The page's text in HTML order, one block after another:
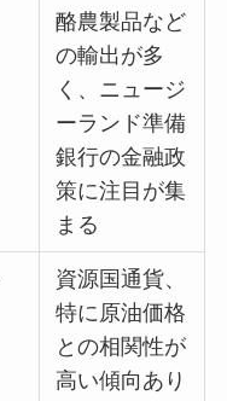
酪農製品など
の輸出が多
く、ニュージ
ーランド準備
銀行の金融政
策に注目が集
まる
資源国通貨、
特に原油価格
との相関性が
高い傾向あり